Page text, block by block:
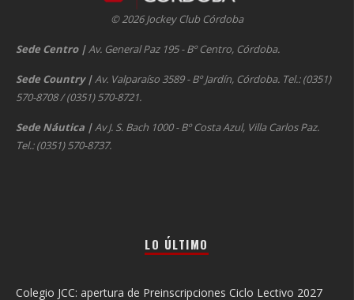
© 2026 Jockey Club Córdoba
Sede Centro |Av. General Paz 195 - Bº Centro, Córdoba.
Sede Country |Av. Valparaíso 3589 - Bº Jardín, Córdoba. Tel.: (0351)
570-8708 / (0351) 570-8721.
Sede Náutica |Av J. S. Bach 1000 - Bº Costa Azul, Villa Carlos Paz.
Tel.: (0351) 570-8737.
LO ÚLTIMO
Colegio JCC: apertura de Preinscripciones Ciclo Lectivo 2027